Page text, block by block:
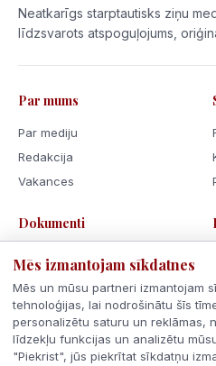
Neatkarīgs starptautisks ziņu
līdzsvarots atspoguļojums,
Par mums
Par mediju
Redakcija
Vakances
Dokumenti
Sīkdatnes
Rīcības kodekss
Mēs izmantojam sīkdatnes
Mēs un mūsu partneri izmantojam
tehnoloģijas, lai nodrošinātu šīs
personalizētu saturu un reklāmas,
līdzekļu funkcijas un analizētu
"Piekrist", jūs piekrītat sīkdatņu